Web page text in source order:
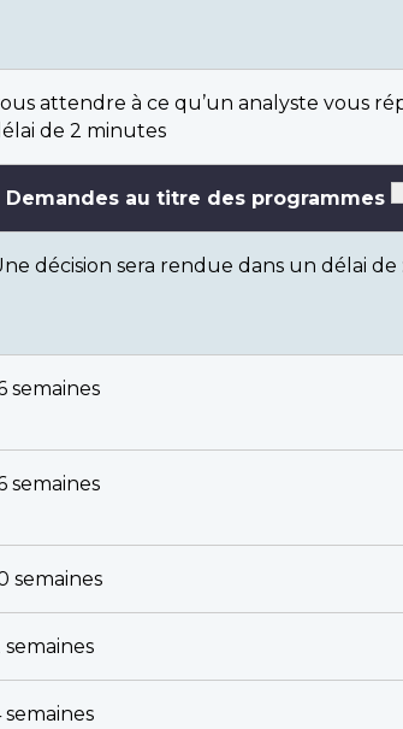
attendre à ce qu’un analyste vous
de 2 minutes
Demandes au titre des programmes
décision sera rendue dans un délai de :
semaines
semaines
semaines
semaines
semaines